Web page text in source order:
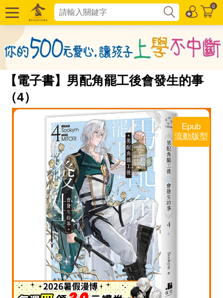
0
【電子書】男配角罷工後會發生的事
（4）
Epub
流動版型